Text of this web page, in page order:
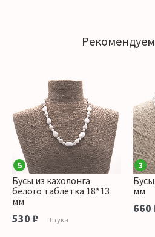
5
Бусы из кахолонга
белого таблетка 18*13
мм
530 ₽ Штука
3
мм
660